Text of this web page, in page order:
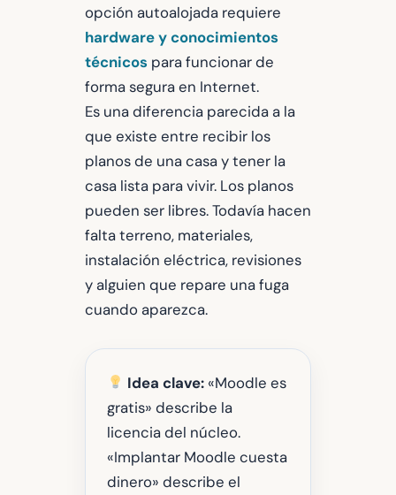
opción autoalojada requiere
hardware y conocimientos
técnicos para funcionar de
forma segura en Internet.
Es una diferencia parecida a la
que existe entre recibir los
planos de una casa y tener la
casa lista para vivir. Los planos
pueden ser libres. Todavía hacen
falta terreno, materiales,
instalación eléctrica, revisiones
y alguien que repare una fuga
cuando aparezca.
Idea clave:«Moodle es
gratis» describe la
licencia del núcleo.
«Implantar Moodle cuesta
dinero» describe el